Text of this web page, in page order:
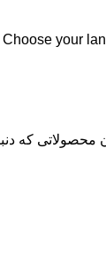
محصولاتی که